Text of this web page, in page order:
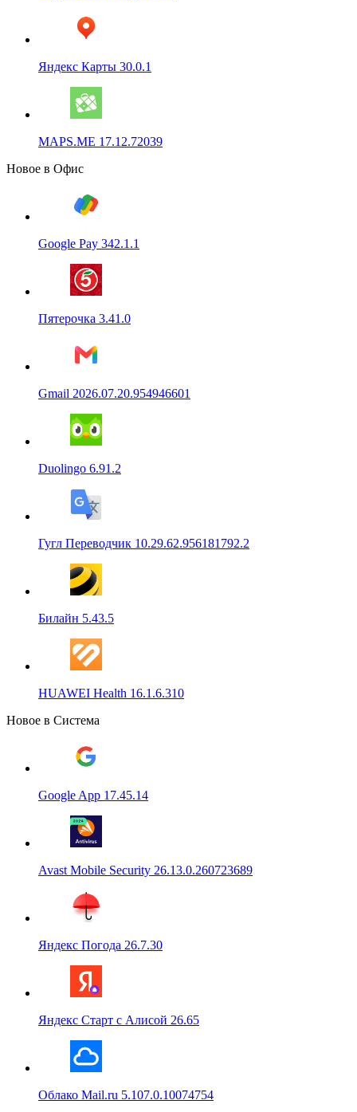
Яндекс Карты 30.0.1
MAPS.ME 17.12.72039
Новое в Офис
Google Pay 342.1.1
Пятерочка 3.41.0
Gmail 2026.07.20.954946601
Duolingo 6.91.2
Гугл Переводчик 10.29.62.956181792.2
Билайн 5.43.5
HUAWEI Health 16.1.6.310
Новое в Система
Google App 17.45.14
Avast Mobile Security 26.13.0.260723689
Яндекс Погода 26.7.30
Яндекс Старт с Алисой 26.65
Облако Mail.ru 5.107.0.10074754